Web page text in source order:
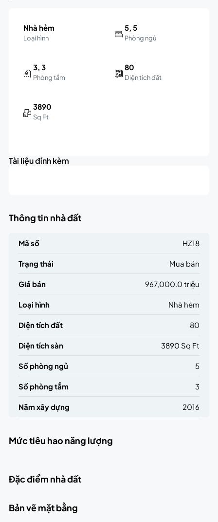
Nhà hẻm
Loại hình
5, 5
Phòng ngủ
3, 3
Phòng tắm
80
Diện tích đất
3890
Sq Ft
Tài liệu đính kèm
Thông tin nhà đất
Mã số HZ18
Trạng thái Mua bán
Giá bán 967,000.0 triệu
Loại hình Nhà hẻm
Diện tích đất 80
Diện tích sàn 3890 Sq Ft
Số phòng ngủ 5
Số phòng tắm 3
Năm xây dựng 2016
Mức tiêu hao năng lượng
Đặc điểm nhà đất
Bản vẽ mặt bằng